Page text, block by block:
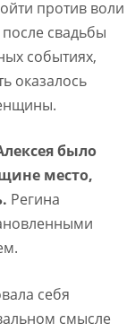
против воли
свадьбы
событиях,
оказалось
было
место,
Регина
себя
смысле